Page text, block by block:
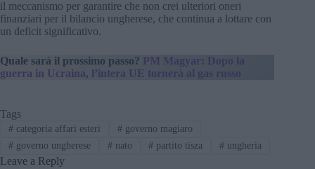
il meccanismo per garantire che non crei ulteriori oneri
finanziari per il bilancio ungherese, che continua a lottare con
un deficit significativo.
Quale sarà il prossimo passo? PM Magyar: Dopo la
guerra in Ucraina, l’intera UE tornerà al gas russo
Tags
#categoria affari esteri #governo magiaro
#governo ungherese #nato # partito tisza # ungheria
Leave a Reply